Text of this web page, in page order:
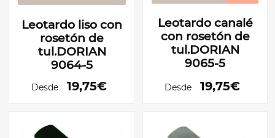
Leotardo liso con
rosetón de
tul.DORIAN
9064-5
Desde 19,75€
Leotardo canalé
con rosetón de
tul.DORIAN
9065-5
Desde 19,75€